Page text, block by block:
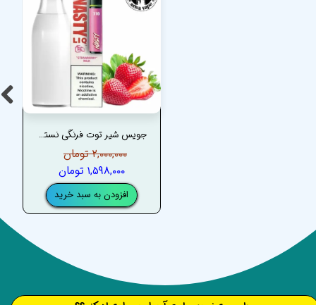
جویس شیر توت فرنگی نستی – NASTY STRAWBERRY MILK JUICE
۲,۰۰۰,۰۰۰ تومان
۱,۵۹۸,۰۰۰ تومان
افزودن به سبد خرید